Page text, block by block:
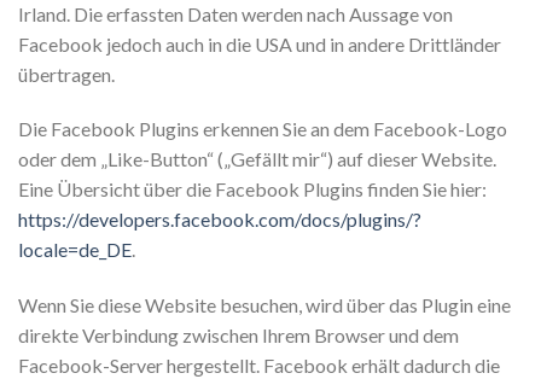
Irland. Die erfassten Daten werden nach Aussage von
Facebook jedoch auch in die USA und in andere Drittländer
übertragen.
Die Facebook Plugins erkennen Sie an dem Facebook-Logo
oder dem „Like-Button“ („Gefällt mir“) auf dieser Website.
Eine Übersicht über die Facebook Plugins finden Sie hier:
https://developers.facebook.com/docs/plugins/?
locale=de_DE.
Wenn Sie diese Website besuchen, wird über das Plugin eine
direkte Verbindung zwischen Ihrem Browser und dem
Facebook-Server hergestellt. Facebook erhält dadurch die